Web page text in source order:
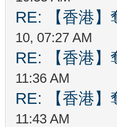
RE: 【香港】
10, 07:27 AM
RE: 【香港】
11:36 AM
RE: 【香港】
11:43 AM